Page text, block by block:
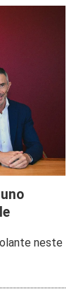
neste